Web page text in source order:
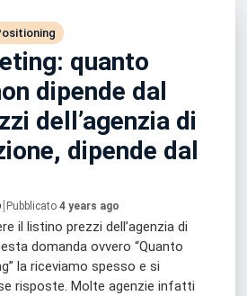
quanto
dipende dal
dell’agenzia di
dipende dal
| Pubblicato 4 years ago
il listino prezzi dell’agenzia di
domanda ovvero “Quanto
la riceviamo spesso e si
risposte. Molte agenzie infatti